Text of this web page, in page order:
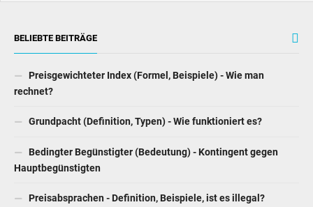
BELIEBTE BEITRÄGE
Preisgewichteter Index (Formel, Beispiele) - Wie man
rechnet?
Grundpacht (Definition, Typen) - Wie funktioniert es?
Bedingter Begünstigter (Bedeutung) - Kontingent gegen
Hauptbegünstigten
Preisabsprachen - Definition, Beispiele, ist es illegal?